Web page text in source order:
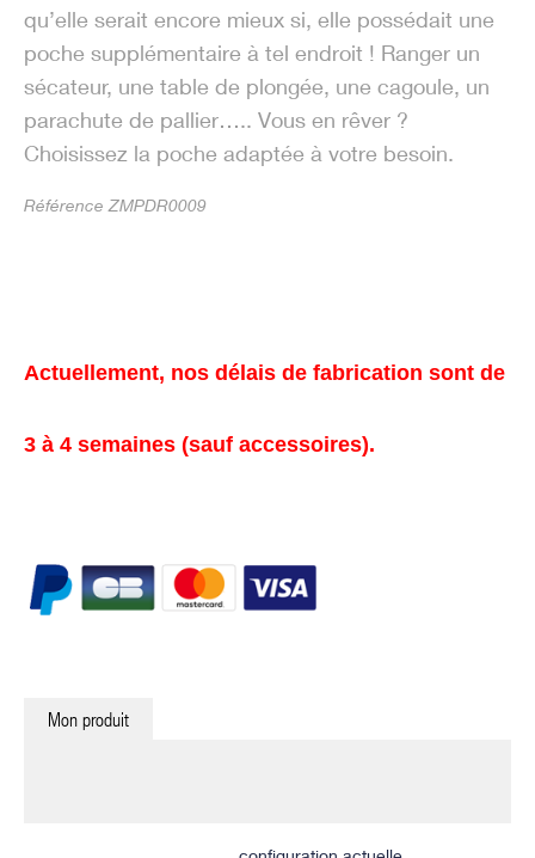
qu’elle serait encore mieux si, elle possédait une
poche supplémentaire à tel endroit ! Ranger un
sécateur, une table de plongée, une cagoule, un
parachute de pallier….. Vous en rêver ?
Choisissez la poche adaptée à votre besoin.
Référence ZMPDR0009
Actuellement, nos délais de fabrication sont de
3 à 4 semaines (sauf accessoires).
Mon produit